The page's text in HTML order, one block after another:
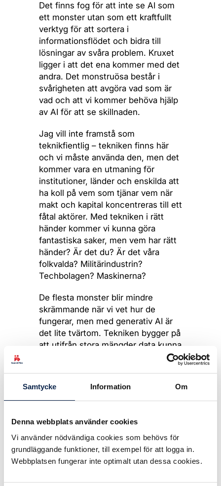
Samtycke Information Om
Denna webbplats använder cookies
Vi använder nödvändiga cookies som behövs för
grundläggande funktioner, till exempel för att logga in.
Webbplatsen fungerar inte optimalt utan dessa cookies.
Det finns fog för att inte se AI som
ett monster utan som ett kraftfullt
verktyg för att sortera i
informationsflödet och bidra till
lösningar av svåra problem. Kruxet
ligger i att det ena kommer med det
andra. Det monstruösa består i
svårigheten att avgöra vad som är
vad och att vi kommer behöva hjälp
av AI för att se skillnaden.
Jag vill inte framstå som
teknikfientlig – tekniken finns här
och vi måste använda den, men det
kommer vara en utmaning för
institutioner, länder och enskilda att
ha koll på vem som tjänar vem när
makt och kapital koncentreras till ett
fåtal aktörer. Med tekniken i rätt
händer kommer vi kunna göra
fantastiska saker, men vem har rätt
händer? Är det du? Är det våra
folkvalda? Militärindustrin?
Techbolagen? Maskinerna?
De flesta monster blir mindre
skrämmande när vi vet hur de
fungerar, men med generativ AI är
det lite tvärtom. Tekniken bygger på
att utifrån stora mängder data kunna
fortsättningen. Den har ofta fel, men
tankar in, desto mer träffsäker blir
den och desto mindre kritiska blir vi.
när vi verkligen kan utnyttja
tekniken är det svårt att se dess
begränsning.